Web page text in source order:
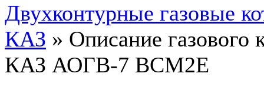
Двухконтурные газовые
КАЗ » Описание газового
КАЗ АОГВ-7 ВСМ2Е